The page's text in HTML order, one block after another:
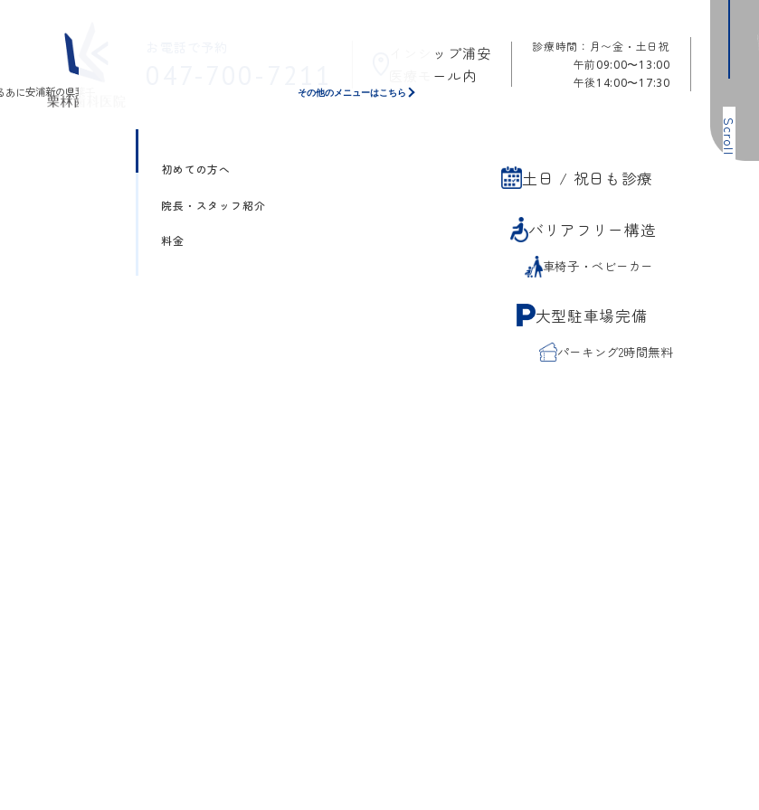
インシップ浦安
医療モール内
診療時間：月〜金・土日祝
午前09:00〜13:00
午後14:00〜17:30
初めての方へ
院長・スタッフ紹介
料金
土日 / 祝日も診療
バリアフリー構造
車椅子・ベビーカー
大型駐車場完備
パーキング2時間無料
その他のメニューはこちら
Scroll